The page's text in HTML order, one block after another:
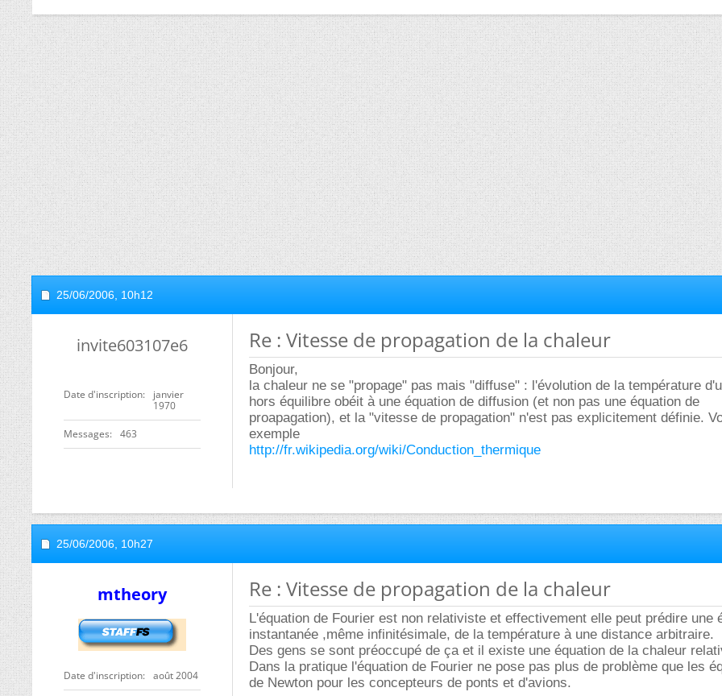
25/06/2006, 10h12
invite603107e6
Date d'inscription
janvier
1970
Messages 463
Re : Vitesse de propagation de la chaleur
Bonjour,
la chaleur ne se "propage" pas mais "diffuse" : l'évolution de la température
hors équilibre obéit à une équation de diffusion (et non pas une équation de
proapagation), et la "vitesse de propagation" n'est pas explicitement définie.
exemple
http://fr.wikipedia.org/wiki/Conduction_thermique
25/06/2006, 10h27
mtheory
Date d'inscription août 2004
Re : Vitesse de propagation de la chaleur
L'équation de Fourier est non relativiste et effectivement elle peut prédire une
instantanée ,même infinitésimale, de la température à une distance arbitraire.
Des gens se sont préoccupé de ça et il existe une équation de la chaleur
Dans la pratique l'équation de Fourier ne pose pas plus de problème que les
de Newton pour les concepteurs de ponts et d'avions.